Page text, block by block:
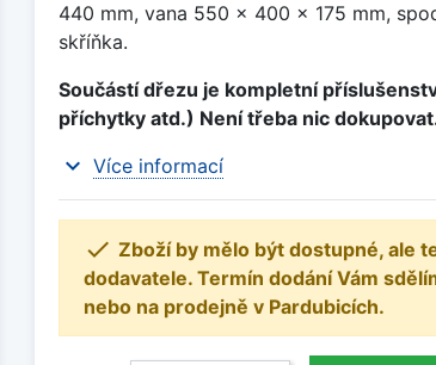
440 mm, vana 550 x 400 x 175 mm,
skříňka.
Součástí dřezu je kompletní
příchytky atd.) Není třeba nic
expand_more Více informací
 Zboží by mělo být dostupné, ale
dodavatele. Termín dodání Vám
nebo na prodejně v Pardubicích.